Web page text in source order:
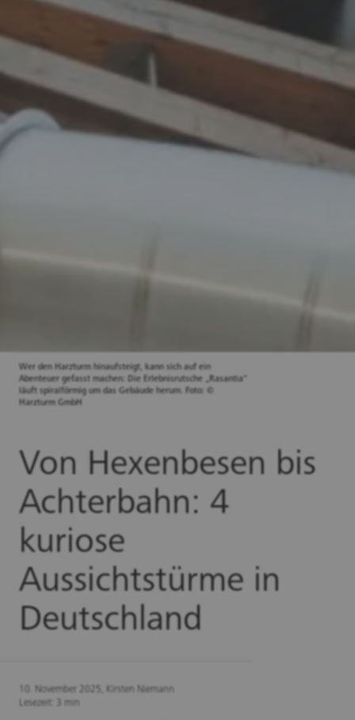
Wer den Harzturm hinaufsteigt, kann sich auf ein
Abenteuer gefasst machen: Die Erlebnisrutsche „Rasantia“
läuft spiralförmig um das Gebäude herum. Foto: ©
Harzturm GmbH
Von Hexenbesen bis
Achterbahn: 4
kuriose
Aussichtstürme in
Deutschland
10. November 2025, Kirsten Niemann
Lesezeit: 3 min